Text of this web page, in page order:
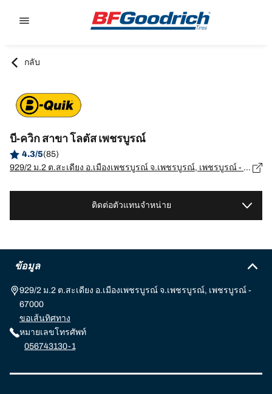
กลับ
บี-ควิก สาขา โลตัส เพชรบูรณ์
4.3/5(85)
929/2 ม.2 ต.สะเดียง อ.เมืองเพชรบูรณ์ จ.เพชรบูรณ์, เพชรบูรณ์ - 67000
ติดต่อตัวแทนจำหน่าย
ข้อมูล
929/2 ม.2 ต.สะเดียง อ.เมืองเพชรบูรณ์ จ.เพชรบูรณ์, เพชรบูรณ์ -
67000
ขอเส้นทิศทาง
หมายเลขโทรศัพท์
056743130-1